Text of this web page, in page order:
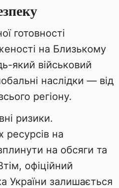
готовності
на Близькому
який військовий
наслідки — від
регіону.
ризики.
ресурсів на
на обсяги та
офіційний
України залишається